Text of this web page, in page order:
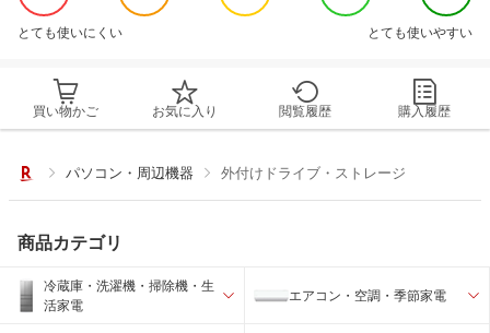
とても使いにくい とても使いやすい
買い物かご お気に入り 閲覧履歴 購入履歴
パソコン・周辺機器 外付けドライブ・ストレージ
商品カテゴリ
冷蔵庫・洗濯機・掃除機・生
活家電
エアコン・空調・季節家電